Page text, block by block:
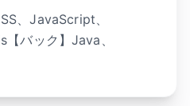
、JavaScript、
バック】Java、